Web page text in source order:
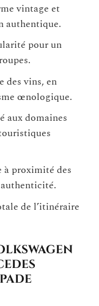
vintage et
authentique.
pour un
vins, en
œnologique.
aux domaines
proximité des
de l’itinéraire